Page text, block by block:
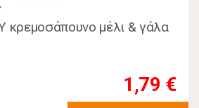
κρεμοσάπουνο μέλι & γάλα
1,79 €